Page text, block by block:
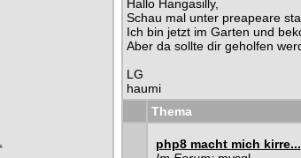
Hallo Hangasilly,
Schau mal unter preapeare
Ich bin jetzt im Garten und
Aber da sollte dir geholfen
LG
haumi
Thema
php8 macht mich kirre...